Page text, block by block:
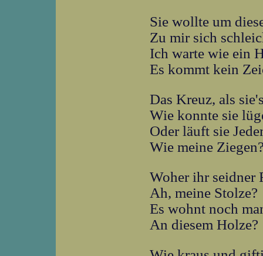
Sie wollte um
Zu mir sich
Ich warte wie ein
Es kommt kein
Das Kreuz, als
Wie konnte sie
Oder läuft sie
Wie meine
Woher ihr seidner
Ah, meine Stolze?
Es wohnt noch
An diesem Holze?